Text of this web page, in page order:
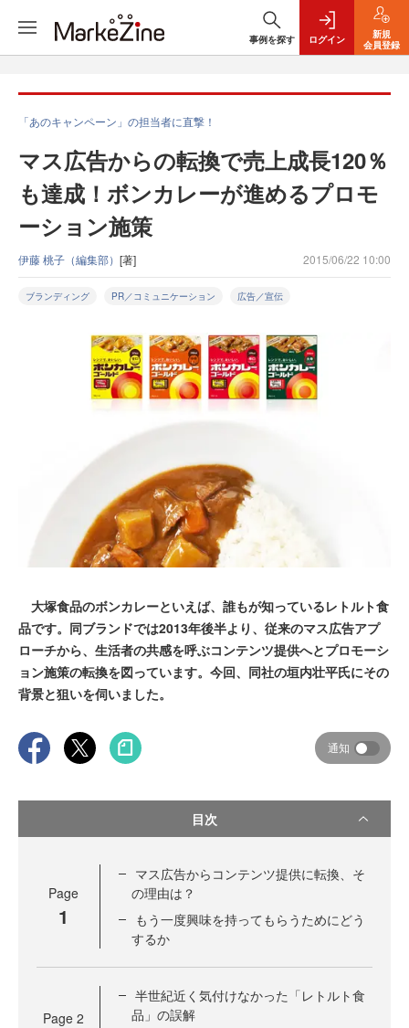
事例を探す ログイン
新規
会員登録
「あのキャンペーン」の担当者に直撃！
マス広告からの転換で売上成長120％
も達成！ボンカレーが進めるプロモ
ーション施策
伊藤 桃子（編集部） [著] 2015/06/22 10:00
ブランディング PR／コミュニケーション 広告／宣伝
大塚食品のボンカレーといえば、誰もが知っているレトルト食
品です。同ブランドでは2013年後半より、従来のマス広告アプ
ローチから、生活者の共感を呼ぶコンテンツ提供へとプロモーシ
ョン施策の転換を図っています。今回、同社の垣内壮平氏にその
背景と狙いを伺いました。
通知
目次
Page
1
マス広告からコンテンツ提供に転換、そ
の理由は？
もう一度興味を持ってもらうためにどう
するか
Page 2
半世紀近く気付けなかった「レトルト食
品」の誤解